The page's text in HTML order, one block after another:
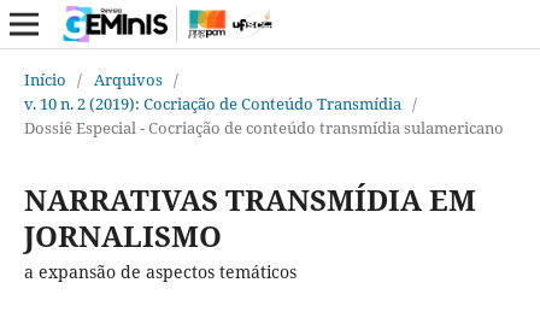
Início / Arquivos /
v. 10 n. 2 (2019): Cocriação de Conteúdo Transmídia /
Dossiê Especial - Cocriação de conteúdo transmídia sulamericano
NARRATIVAS TRANSMÍDIA EM
JORNALISMO
a expansão de aspectos temáticos